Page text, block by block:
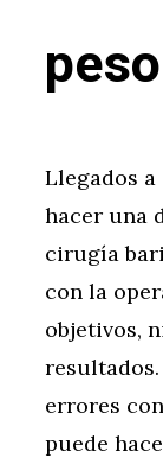
peso
Llegados a
hacer una
cirugía
con la
objetivos,
errores
puede